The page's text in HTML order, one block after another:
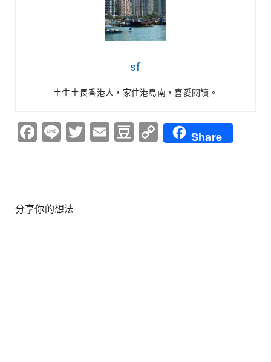
sf
土生土長香港人，家住港島南，喜愛閱讀。
Facebook
LineTwitter
EmailDouban
CopyShare
分享你的想法